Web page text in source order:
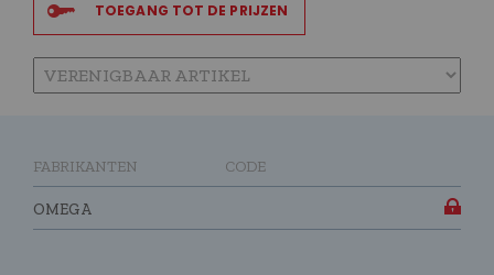
TOEGANG TOT DE PRIJZEN
FABRIKANTEN CODE
OMEGA